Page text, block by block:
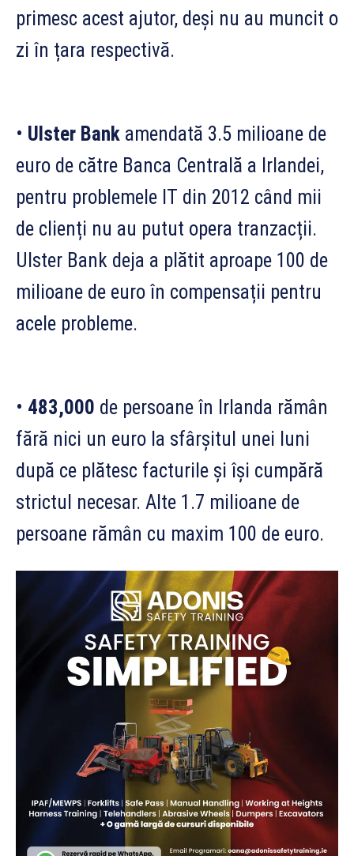
primesc acest ajutor, deși nu au muncit o
zi în țara respectivă.
• Ulster Bank amendată 3.5 milioane de
euro de către Banca Centrală a Irlandei,
pentru problemele IT din 2012 când mii
de clienți nu au putut opera tranzacții.
Ulster Bank deja a plătit aproape 100 de
milioane de euro în compensații pentru
acele probleme.
• 483,000 de persoane în Irlanda rămân
fără nici un euro la sfârșitul unei luni
după ce plătesc facturile și își cumpără
strictul necesar. Alte 1.7 milioane de
persoane rămân cu maxim 100 de euro.